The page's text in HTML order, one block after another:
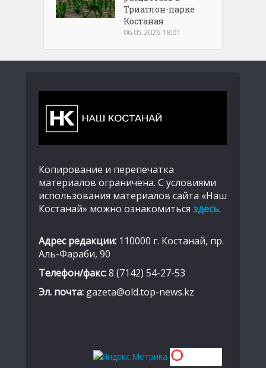
Триатлон-парке
Костаная
06.05.2026 18:01
Копирование и перепечатка
материалов ограничена. С условиями
использования материалов сайта «Наш
Костанай» можно ознакомиться здесь.
Адрес редакции: 110000 г. Костанай, пр.
Аль-Фараби, 90
Телефон/факс:8 (7142) 54-27-53
Эл. почта: gazeta@old.top-news.kz